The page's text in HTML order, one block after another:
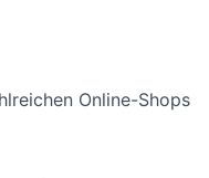
Online-Shops